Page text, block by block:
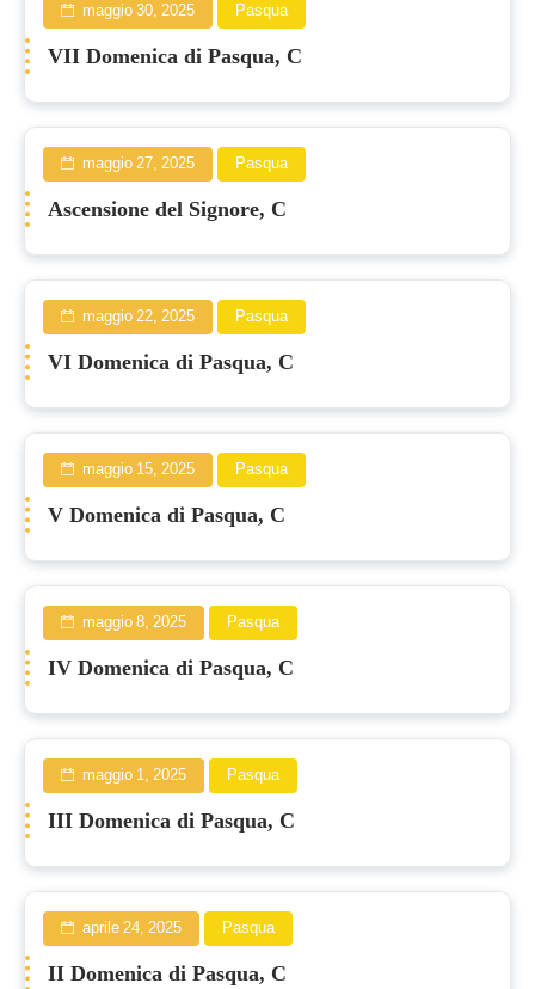
maggio 30, 2025 Pasqua
VII Domenica di Pasqua, C
maggio 27, 2025 Pasqua
Ascensione del Signore, C
maggio 22, 2025 Pasqua
VI Domenica di Pasqua, C
maggio 15, 2025 Pasqua
V Domenica di Pasqua, C
maggio 8, 2025 Pasqua
IV Domenica di Pasqua, C
maggio 1, 2025 Pasqua
III Domenica di Pasqua, C
aprile 24, 2025 Pasqua
II Domenica di Pasqua, C